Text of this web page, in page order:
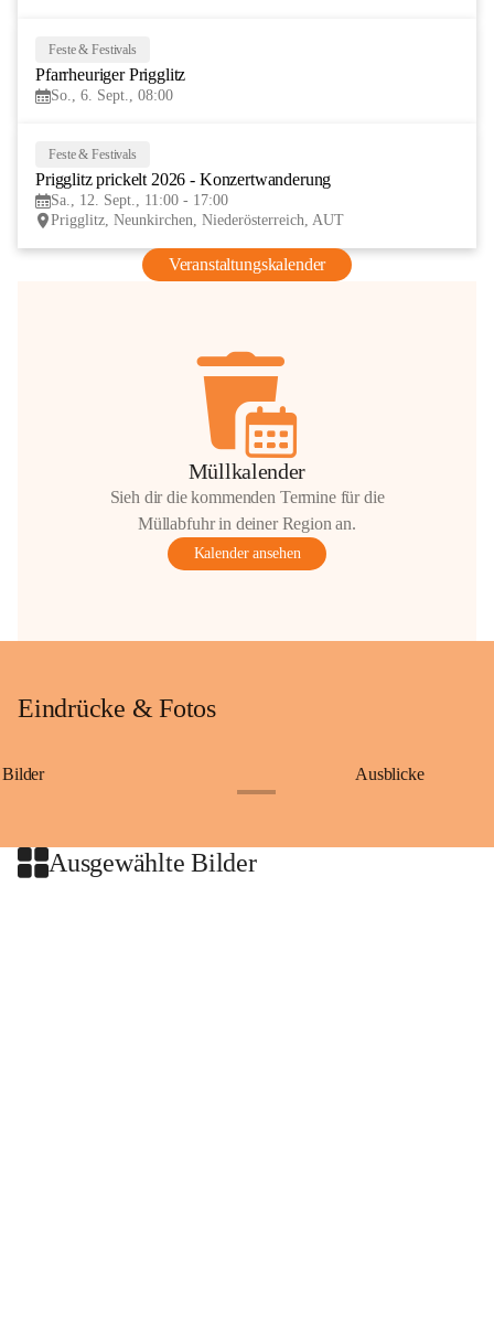
Feste & Festivals
Pfarrheuriger Prigglitz
So., 6. Sept., 08:00
Feste & Festivals
Prigglitz prickelt 2026 - Konzertwanderung
Sa., 12. Sept., 11:00 - 17:00
Prigglitz, Neunkirchen, Niederösterreich, AUT
Veranstaltungskalender
Müllkalender
Sieh dir die kommenden Termine für die
Müllabfuhr in deiner Region an.
Kalender ansehen
Eindrücke & Fotos
Bilder Ausblicke
Ausgewählte Bilder